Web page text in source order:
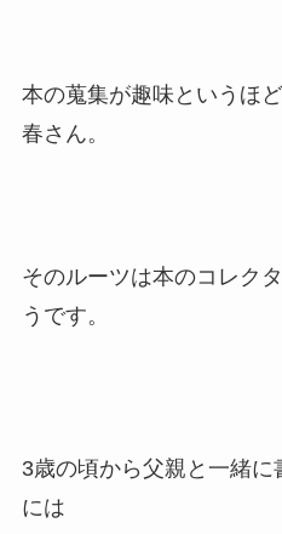
本の蒐集が趣味というほ
春さん。
そのルーツは本のコレク
うです。
3歳の頃から父親と一緒
には